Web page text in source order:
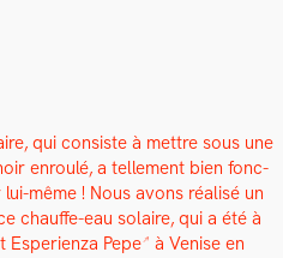
qui con­siste à met­tre sous une
enroulé, a telle­ment bien fonc­
même ! Nous avons réal­isé un
chauffe-eau solaire, qui a été à
Espe­rien­za Pepe à Venise en